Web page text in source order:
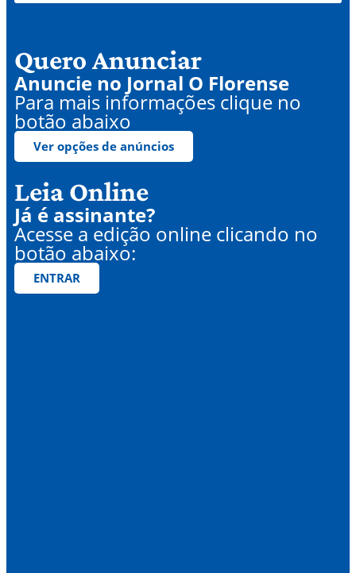
Quero Anunciar
Anuncie no Jornal O Florense
Para mais informações clique no
botão abaixo
Ver opções de anúncios
Leia Online
Já é assinante?
Acesse a edição online clicando no
botão abaixo:
ENTRAR